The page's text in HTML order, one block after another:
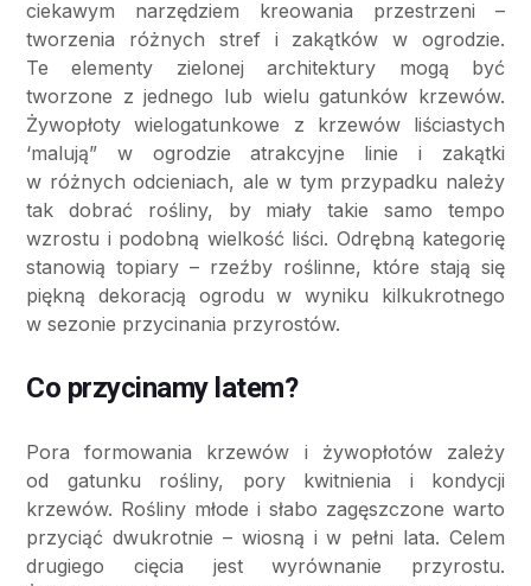
ciekawym narzędziem kreowania przestrzeni –
tworzenia różnych stref i zakątków w ogrodzie.
Te elementy zielonej architektury mogą być
tworzone z jednego lub wielu gatunków krzewów.
Żywopłoty wielogatunkowe z krzewów liściastych
‘malują” w ogrodzie atrakcyjne linie i zakątki
w różnych odcieniach, ale w tym przypadku należy
tak dobrać rośliny, by miały takie samo tempo
wzrostu i podobną wielkość liści. Odrębną kategorię
stanowią topiary – rzeźby roślinne, które stają się
piękną dekoracją ogrodu w wyniku kilkukrotnego
w sezonie przycinania przyrostów.
Co przycinamy latem?
Pora formowania krzewów i żywopłotów zależy
od gatunku rośliny, pory kwitnienia i kondycji
krzewów. Rośliny młode i słabo zagęszczone warto
przyciąć dwukrotnie – wiosną i w pełni lata. Celem
drugiego cięcia jest wyrównanie przyrostu.